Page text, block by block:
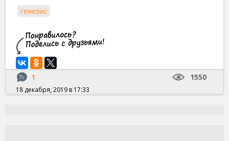
генезис
1 1550
18 декабря, 2019 в 17:33